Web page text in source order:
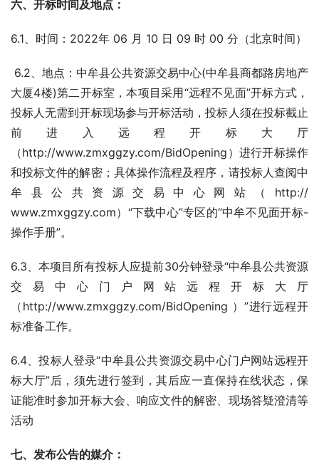
六、开标时间及地点：
6.1、时间：2022年 06 月 10 日 09 时 00 分（北京时间）
6.2、地点：中牟县公共资源交易中心(中牟县商都路房地产
大厦4楼)第二开标室，本项目采用“远程不见面”开标方式，
投标人无需到开标现场参与开标活动，投标人须在投标截止
前进入远程开标大厅
（http://www.zmxggzy.com/BidOpening）进行开标操作
和投标文件的解密；具体操作流程及程序，请投标人查阅中
牟县公共资源交易中心网站（http://
www.zmxggzy.com）“下载中心”专区的“中牟不见面开标-
操作手册”。
6.3、本项目所有投标人应提前30分钟登录“中牟县公共资源
交易中心门户网站远程开标大厅
（http://www.zmxggzy.com/BidOpening ）”进行远程开
标准备工作。
6.4、投标人登录“中牟县公共资源交易中心门户网站远程开
标大厅”后，须先进行签到，其后应一直保持在线状态，保
证能准时参加开标大会、响应文件的解密、现场答疑澄清等
活动
七、发布公告的媒介：